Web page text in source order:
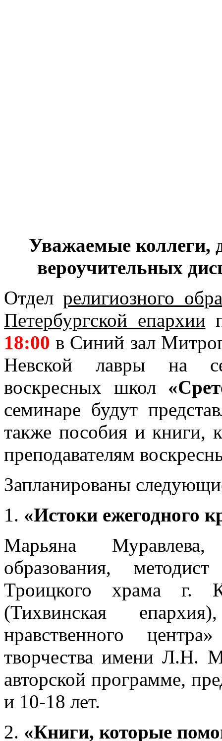
Уважаемые коллеги,
вероучительных
Отделрелигиозного
Петербургской епархии
18:00 в Синий зал
Невской лавры на
воскресных школ
семинаре будут
также пособия и книги,
преподавателям
Запланированы
«Истоки ежегодного
Марьяна Муравлева,
образования,
Троицкого храма г.
(Тихвинская
нравственного
творчества имени Л.Н.
авторской программе,
и 10-18 лет.
«Книги, которые